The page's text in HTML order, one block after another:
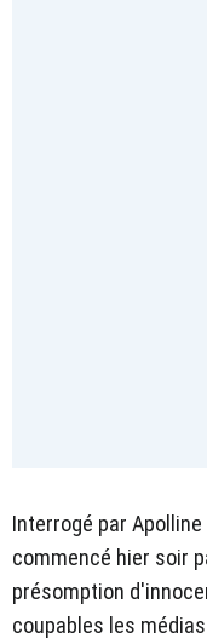
Interrogé par Apolline
commencé hier soir
présomption
coupables les